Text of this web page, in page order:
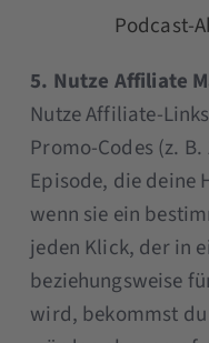
Podcast-
5. Nutze Affiliate
Nutze Affiliate-
Promo-Codes (z.
Episode, die deine
wenn sie ein
jeden Klick, der in
beziehungsweise
wird, bekommst